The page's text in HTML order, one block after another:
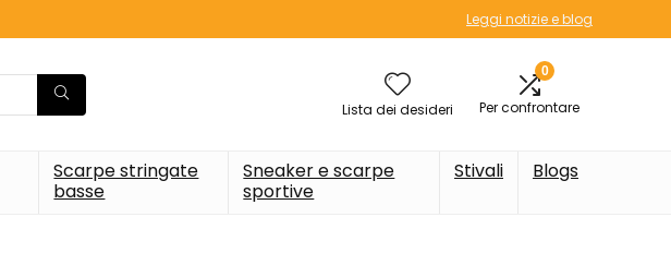
Leggi notizie e blog
Lista dei desideri
0
Per confrontare
Scarpe stringate
basse
Sneaker e scarpe
sportive
Stivali Blogs